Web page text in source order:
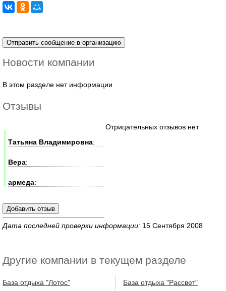
Новости компании
В этом разделе нет информации
Отзывы
Татьяна Владимировна:
Вера:
армеда:
Отрицательных отзывов нет
Дата последней проверки информации: 15 Сентября 2008
Другие компании в текущем разделе
База отдыха "Лотос"
База отдыха "Рассвет"